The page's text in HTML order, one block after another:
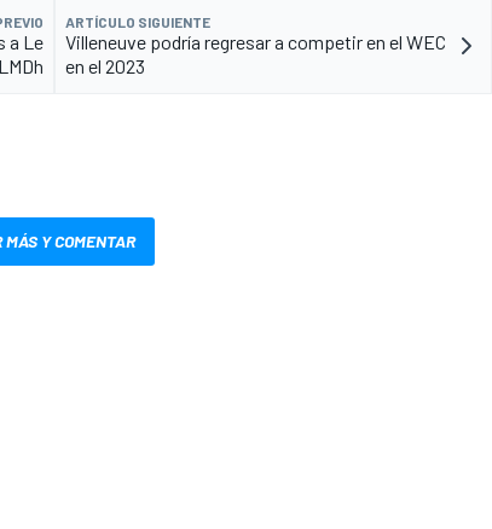
a Le
ARTÍCULO SIGUIENTE
Villeneuve podría regresar a competir en el WEC
en el 2023
MÁS Y COMENTAR